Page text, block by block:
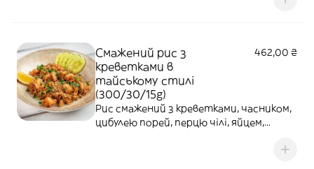
Смажений рис з
креветками в
тайському стилі
(300/30/15g)
462,00 ₴
Рис смажений з креветками, часником,
цибулею порей, перцю чілі, яйцем,
Подається зі свіжим огірком, кунжутом